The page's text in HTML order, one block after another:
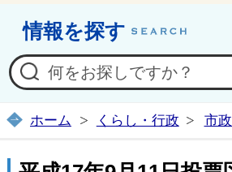
情報を探す
ホーム くらし・行政 市